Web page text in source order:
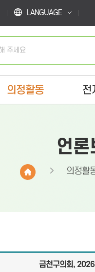
LANGUAGE
의정활동 전
언론
의정활
금천구의회,